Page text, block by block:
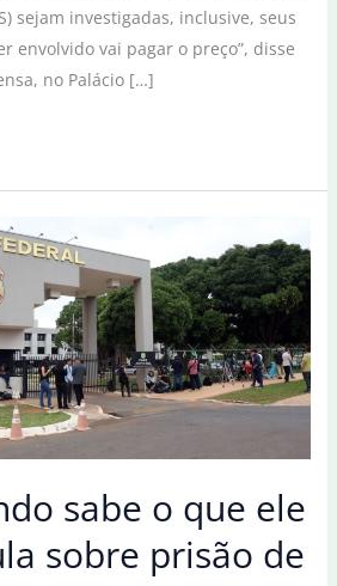
sejam investigadas, inclusive, seus
envolvido vai pagar o preço”, disse
no Palácio […]
sabe o que ele
sobre prisão de